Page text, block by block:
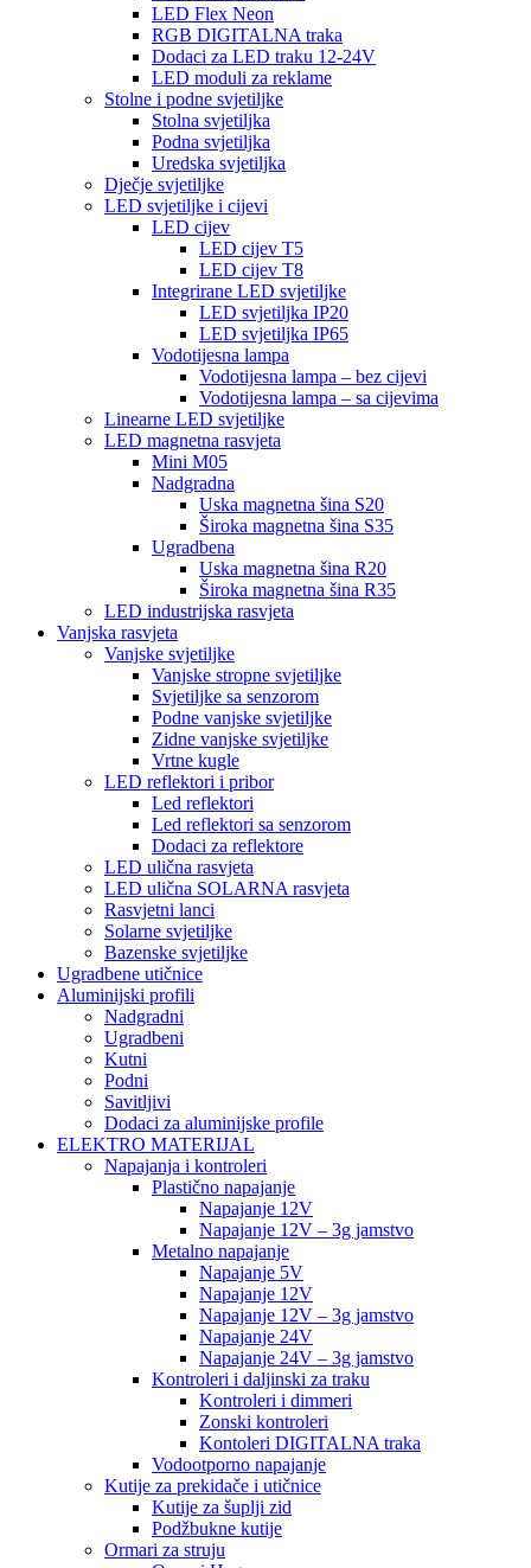
LED Flex Neon
RGB DIGITALNA traka
Dodaci za LED traku 12-24V
LED moduli za reklame
Stolne i podne svjetiljke
Stolna svjetiljka
Podna svjetiljka
Uredska svjetiljka
Dječje svjetiljke
LED svjetiljke i cijevi
LED cijev
LED cijev T5
LED cijev T8
Integrirane LED svjetiljke
LED svjetiljka IP20
LED svjetiljka IP65
Vodotijesna lampa
Vodotijesna lampa – bez cijevi
Vodotijesna lampa – sa cijevima
Linearne LED svjetiljke
LED magnetna rasvjeta
Mini M05
Nadgradna
Uska magnetna šina S20
Široka magnetna šina S35
Ugradbena
Uska magnetna šina R20
Široka magnetna šina R35
LED industrijska rasvjeta
Vanjska rasvjeta
Vanjske svjetiljke
Vanjske stropne svjetiljke
Svjetiljke sa senzorom
Podne vanjske svjetiljke
Zidne vanjske svjetiljke
Vrtne kugle
LED reflektori i pribor
Led reflektori
Led reflektori sa senzorom
Dodaci za reflektore
LED ulična rasvjeta
LED ulična SOLARNA rasvjeta
Rasvjetni lanci
Solarne svjetiljke
Bazenske svjetiljke
Ugradbene utičnice
Aluminijski profili
Nadgradni
Ugradbeni
Kutni
Podni
Savitljivi
Dodaci za aluminijske profile
ELEKTRO MATERIJAL
Napajanja i kontroleri
Plastično napajanje
Napajanje 12V
Napajanje 12V – 3g jamstvo
Metalno napajanje
Napajanje 5V
Napajanje 12V
Napajanje 12V – 3g jamstvo
Napajanje 24V
Napajanje 24V – 3g jamstvo
Kontroleri i daljinski za traku
Kontroleri i dimmeri
Zonski kontroleri
Kontoleri DIGITALNA traka
Vodootporno napajanje
Kutije za prekidače i utičnice
Kutije za šuplji zid
Podžbukne kutije
Ormari za struju